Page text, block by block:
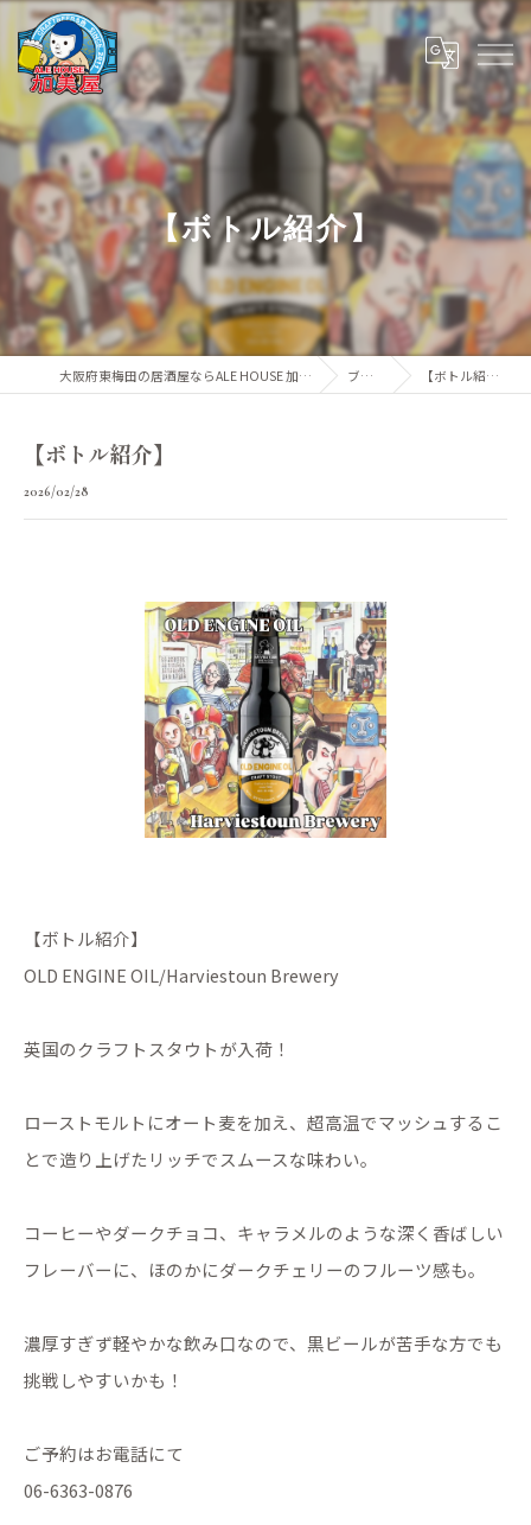
【ボトル紹介】
大阪府東梅田の居酒屋ならALE HOUSE 加美屋 ブログ 【ボトル紹介】
【ボトル紹介】
2026/02/28
【ボトル紹介】
OLD ENGINE OIL/Harviestoun Brewery
英国のクラフトスタウトが入荷！
ローストモルトにオート麦を加え、超高温でマッシュするこ
とで造り上げたリッチでスムースな味わい。
コーヒーやダークチョコ、キャラメルのような深く香ばしい
フレーバーに、ほのかにダークチェリーのフルーツ感も。
濃厚すぎず軽やかな飲み口なので、黒ビールが苦手な方でも
挑戦しやすいかも！
ご予約はお電話にて
06-6363-0876